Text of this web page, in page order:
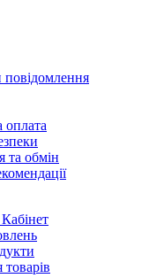
повідомлення
оплата
та обмін